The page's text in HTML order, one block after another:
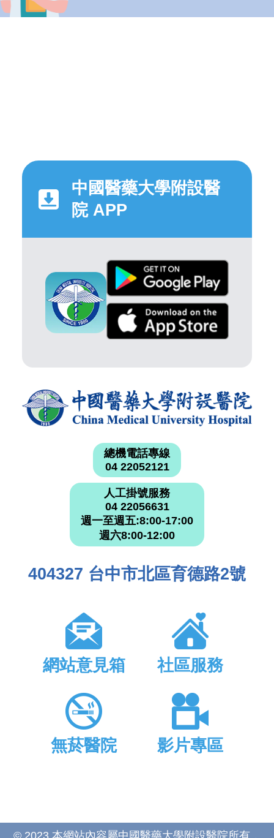
中國醫藥大學附設醫
院 APP
總機電話專線
04 22052121
人工掛號服務
04 22056631
週一至週五:8:00-17:00
週六8:00-12:00
404327 台中市北區育德路2號
網站意見箱 社區服務
無菸醫院 影片專區
© 2023 本網站內容屬中國醫藥大學附設醫院所有，